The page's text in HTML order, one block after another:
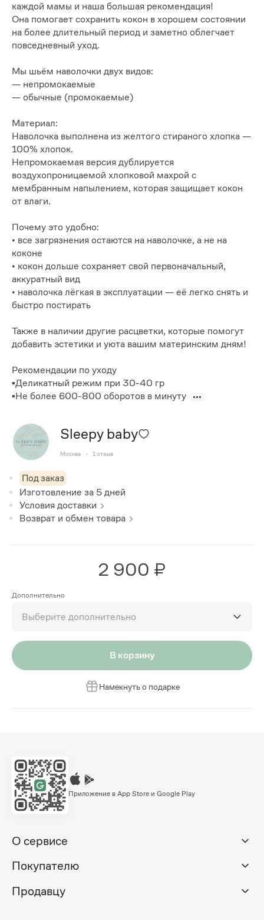
каждой мамы и наша большая рекомендация!
Она помогает сохранить кокон в хорошем состоянии
на более длительный период и заметно облегчает
повседневный уход.
Мы шьём наволочки двух видов:
— непромокаемые
— обычные (промокаемые)
Материал:
Наволочка выполнена из желтого стираного хлопка —
100% хлопок.
Непромокаемая версия дублируется
воздухопроницаемой хлопковой махрой с
мембранным напылением, которая защищает кокон
от влаги.
Почему это удобно:
• все загрязнения остаются на наволочке, а не на
коконе
• кокон дольше сохраняет свой первоначальный,
аккуратный вид
• наволочка лёгкая в эксплуатации — её легко снять и
быстро постирать
Также в наличии другие расцветки, которые помогут
добавить эстетики и уюта вашим материнским дням!
Рекомендации по уходу
▪️Деликатный режим при 30-40 гр
▪️Не более 600-800 оборотов в минуту
Sleepy baby
Москва 1 отзыв
Под заказ
Изготовление за 5 дней
Условия доставки
Возврат и обмен товара
2 900 ₽
Дополнительно
Выберите дополнительно
В корзину
Намекнуть о подарке
Приложение в App Store и Google Play
О сервисе
Покупателю
Продавцу